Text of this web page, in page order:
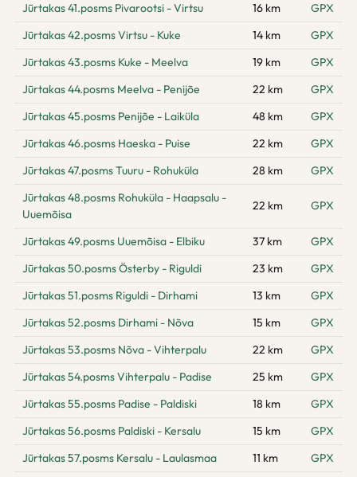
Jūrtakas 41.posms Pivarootsi - Virtsu
16 km
GPX
Jūrtakas 42.posms Virtsu - Kuke
14 km
GPX
Jūrtakas 43.posms Kuke - Meelva
19 km
GPX
Jūrtakas 44.posms Meelva - Penijõe
22 km
GPX
Jūrtakas 45.posms Penijõe - Laiküla
48 km
GPX
Jūrtakas 46.posms Haeska - Puise
22 km
GPX
Jūrtakas 47.posms Tuuru - Rohuküla
28 km
GPX
Jūrtakas 48.posms Rohuküla - Haapsalu -
Uuemõisa
22 km GPX
Jūrtakas 49.posms Uuemõisa - Elbiku 37 km
GPX
Jūrtakas 50.posms Österby - Riguldi
23 km
GPX
Jūrtakas 51.posms Riguldi - Dirhami
13 km
GPX
Jūrtakas 52.posms Dirhami - Nõva
15 km
GPX
Jūrtakas 53.posms Nõva - Vihterpalu
22 km
GPX
Jūrtakas 54.posms Vihterpalu - Padise
25 km
GPX
Jūrtakas 55.posms Padise - Paldiski
18 km
GPX
Jūrtakas 56.posms Paldiski - Kersalu
15 km
GPX
Jūrtakas 57.posms Kersalu - Laulasmaa
11 km
GPX